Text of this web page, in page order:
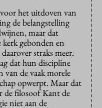
het uitdoven van
de belangstelling
maar dat
kerk gebonden en
straks meer.
dat hun discipline
van de vaak morele
opwerpt. Maar dat
de filosoof Kant de
niet aan de